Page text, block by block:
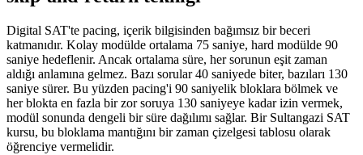
Digital SAT'te pacing, içerik bilgisinden bağımsız bir beceri
katmanıdır. Kolay modülde ortalama 75 saniye, hard modülde 90
saniye hedeflenir. Ancak ortalama süre, her sorunun eşit zaman
aldığı anlamına gelmez. Bazı sorular 40 saniyede biter, bazıları 130
saniye sürer. Bu yüzden pacing'i 90 saniyelik bloklara bölmek ve
her blokta en fazla bir zor soruya 130 saniyeye kadar izin vermek,
modül sonunda dengeli bir süre dağılımı sağlar. Bir Sultangazi SAT
kursu, bu bloklama mantığını bir zaman çizelgesi tablosu olarak
öğrenciye vermelidir.